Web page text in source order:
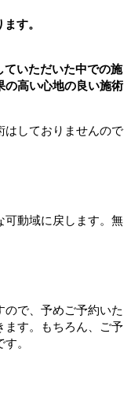
す。
ていただいた中での施
の高い心地の良い施術
はしておりませんので
可動域に戻します。無
で、予めご予約いた
ます。もちろん、ご予
。